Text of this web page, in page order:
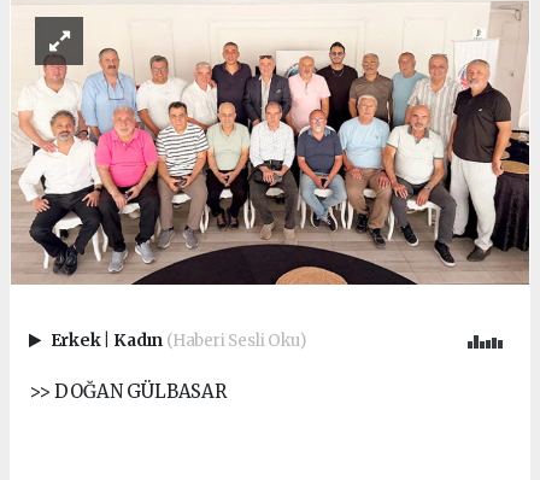
Erkek Kadın (Haberi Sesli Oku)
>> DOĞAN GÜLBASAR